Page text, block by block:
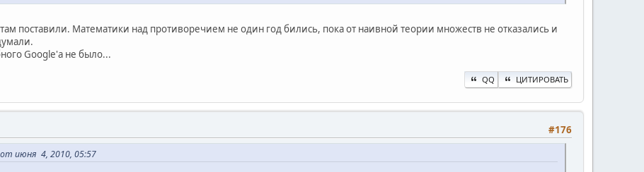
поставили. Математики над противоречием не один год бились, пока от наивной теории множеств не отказались и
Google'а не было...
QQ ЦИТИРОВАТЬ
#176
июня 4, 2010, 05:57